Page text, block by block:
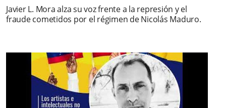
Javier L. Mora alza su voz frente a la represión y el
fraude cometidos por el régimen de Nicolás Maduro.